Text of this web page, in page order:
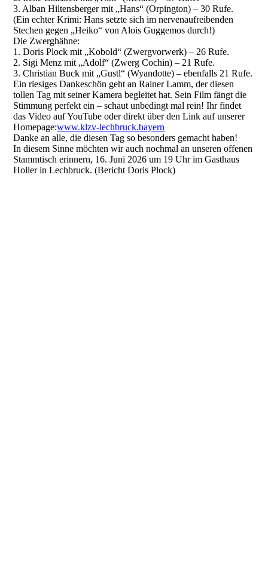
3. Alban Hiltensberger mit „Hans“ (Orpington) – 30 Rufe.
(Ein echter Krimi: Hans setzte sich im nervenaufreibenden
Stechen gegen „Heiko“ von Alois Guggemos durch!)
Die Zwerghähne:
1. Doris Plock mit „Kobold“ (Zwergvorwerk) – 26 Rufe.
2. Sigi Menz mit „Adolf“ (Zwerg Cochin) – 21 Rufe.
3. Christian Buck mit „Gustl“ (Wyandotte) – ebenfalls 21 Rufe.
Ein riesiges Dankeschön geht an Rainer Lamm, der diesen
tollen Tag mit seiner Kamera begleitet hat. Sein Film fängt die
Stimmung perfekt ein – schaut unbedingt mal rein! Ihr findet
das Video auf YouTube oder direkt über den Link auf unserer
Homepage:www.klzv-lechbruck.bayern
Danke an alle, die diesen Tag so besonders gemacht haben!
In diesem Sinne möchten wir auch nochmal an unseren offenen
Stammtisch erinnern, 16. Juni 2026 um 19 Uhr im Gasthaus
Holler in Lechbruck. (Bericht Doris Plock)